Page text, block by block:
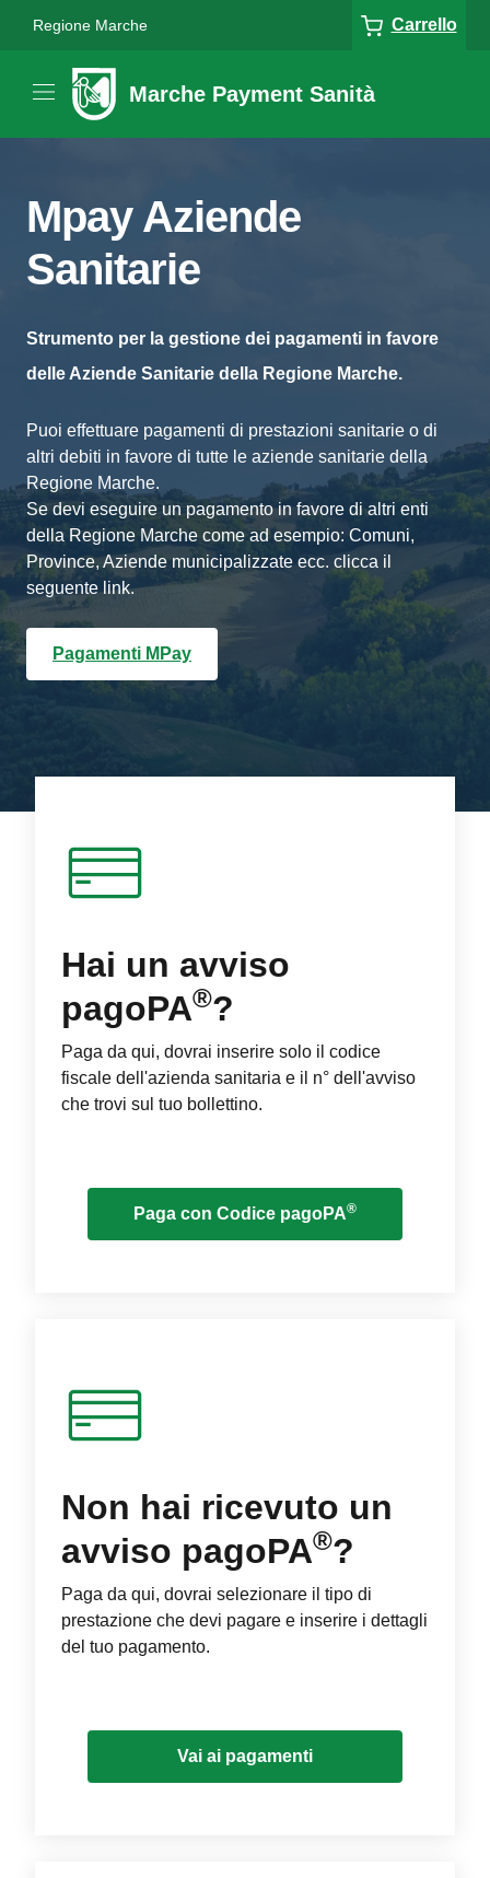
Regione Marche Carrello
Marche Payment Sanità
Mpay Aziende
Sanitarie
Strumento per la gestione dei pagamenti in favore
delle Aziende Sanitarie della Regione Marche.
Puoi effettuare pagamenti di prestazioni sanitarie o di
altri debiti in favore di tutte le aziende sanitarie della
Regione Marche.
Se devi eseguire un pagamento in favore di altri enti
della Regione Marche come ad esempio: Comuni,
Province, Aziende municipalizzate ecc. clicca il
seguente link.
Pagamenti MPay
Hai un avviso
pagoPA®?
Paga da qui, dovrai inserire solo il codice
fiscale dell'azienda sanitaria e il n° dell'avviso
che trovi sul tuo bollettino.
Paga con Codice pagoPA®
Non hai ricevuto un
avviso pagoPA®?
Paga da qui, dovrai selezionare il tipo di
prestazione che devi pagare e inserire i dettagli
del tuo pagamento.
Vai ai pagamenti